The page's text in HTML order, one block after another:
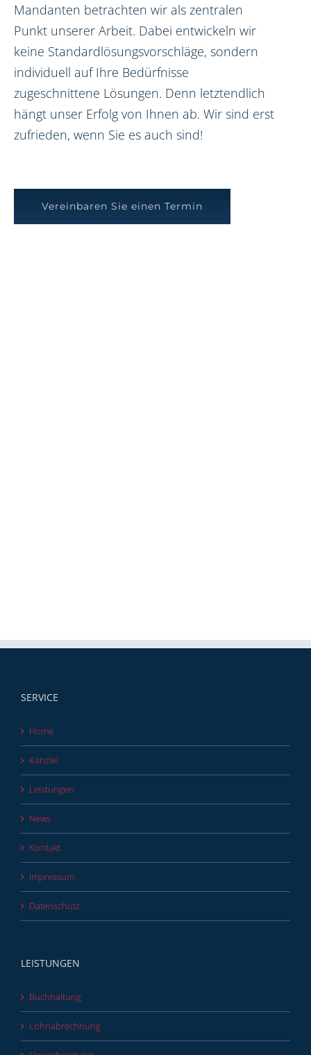
Mandanten betrachten wir als zentralen
Punkt unserer Arbeit. Dabei entwickeln wir
keine Standardlösungsvorschläge, sondern
individuell auf Ihre Bedürfnisse
zugeschnittene Lösungen. Denn letztendlich
hängt unser Erfolg von Ihnen ab. Wir sind erst
zufrieden, wenn Sie es auch sind!
Vereinbaren Sie einen Termin
SERVICE
Home
Kanzlei
Leistungen
News
Kontakt
Impressum
Datenschutz
LEISTUNGEN
Buchhaltung
Lohnabrechnung